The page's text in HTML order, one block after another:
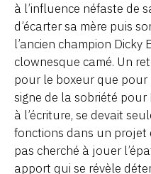
à l’influence néfaste de
d’écarter sa mère puis
l’ancien champion Dicky
clownesque camé. Un
pour le boxeur que pour
signe de la sobriété pour
à l’écriture, se devait
fonctions dans un projet
pas cherché à jouer
apport qui se révèle